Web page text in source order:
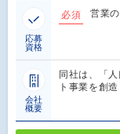
応募
資格
必須 営業
会社
概要
同社は、「
ト事業を創